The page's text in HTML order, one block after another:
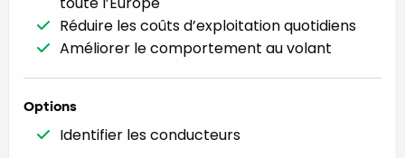
Réduire les coûts d’exploitation quotidiens
Améliorer le comportement au volant
Options
Identifier les conducteurs